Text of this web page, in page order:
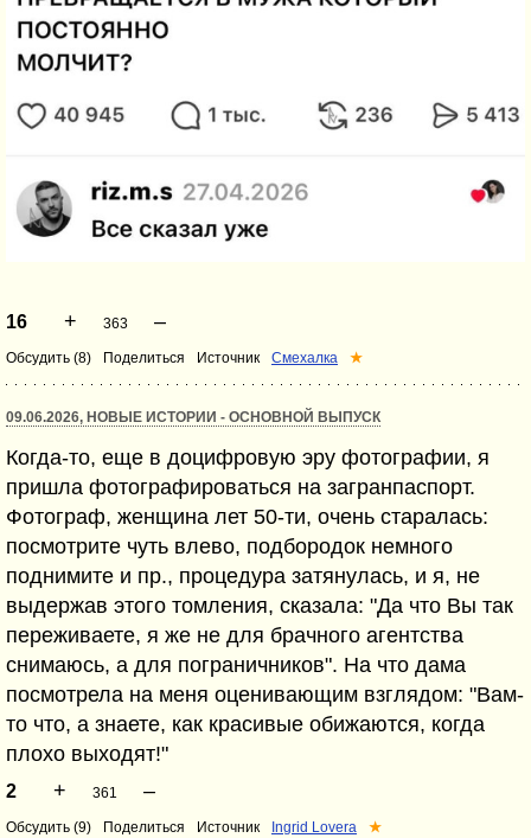
16 + 363 –
Обсудить (8) Поделиться Источник Смехалка ★
09.06.2026, НОВЫЕ ИСТОРИИ - ОСНОВНОЙ ВЫПУСК
Когда-то, еще в доцифровую эру фотографии, я
пришлa фотографироваться на загранпаспорт.
Фотограф, женщина лет 50-ти, очень старалась:
посмотрите чуть влево, подбородок немного
поднимите и пр., процедура затянулась, и я, не
выдержав этого томления, сказалa: "Да что Вы так
переживаете, я же не для брачного агентства
снимаюсь, а для пограничников". На что дама
посмотрела на меня оценивающим взглядом: "Вам-
то что, а знаете, как красивые обижаются, когда
плохо выходят!"
2 + 361 –
Обсудить (9) Поделиться Источник Ingrid Lovera ★